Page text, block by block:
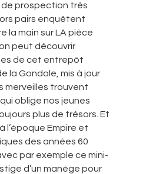
de prospection très
pairs enquêtent
la main sur LA pièce
peut découvrir
de cet entrepôt
la Gondole, mis à jour
merveilles trouvent
oblige nos jeunes
plus de trésors. Et
l’époque Empire et
des années 60
par exemple ce mini-
d’un manège pour